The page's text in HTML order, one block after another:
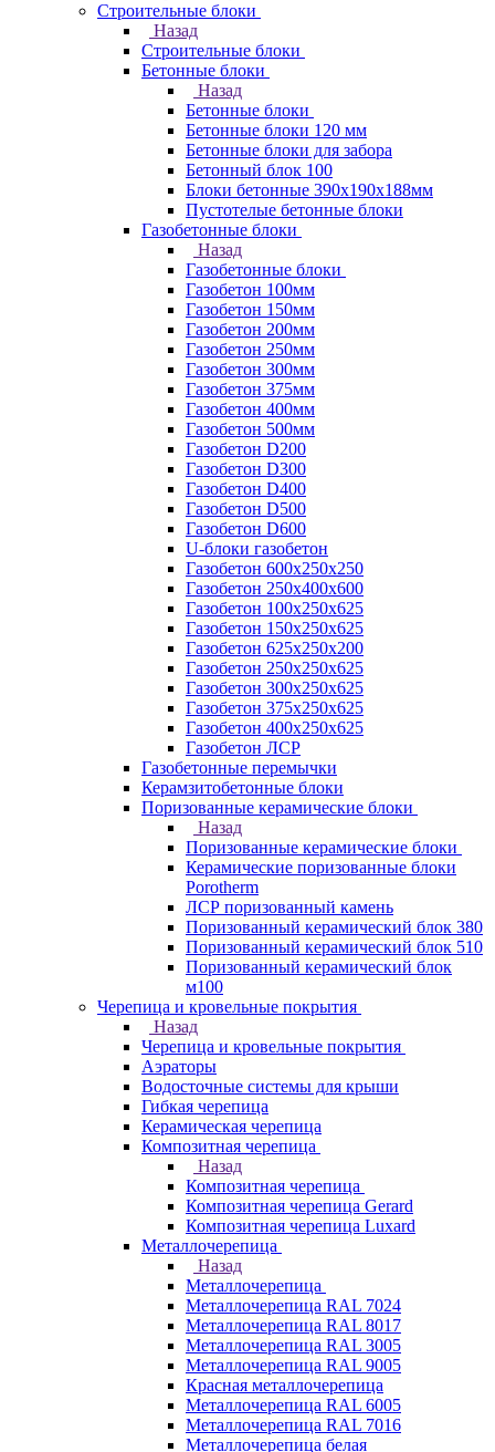
Строительные блоки
Назад
Строительные блоки
Бетонные блоки
Назад
Бетонные блоки
Бетонные блоки 120 мм
Бетонные блоки для забора
Бетонный блок 100
Блоки бетонные 390х190х188мм
Пустотелые бетонные блоки
Газобетонные блоки
Назад
Газобетонные блоки
Газобетон 100мм
Газобетон 150мм
Газобетон 200мм
Газобетон 250мм
Газобетон 300мм
Газобетон 375мм
Газобетон 400мм
Газобетон 500мм
Газобетон D200
Газобетон D300
Газобетон D400
Газобетон D500
Газобетон D600
U-блоки газобетон
Газобетон 600x250x250
Газобетон 250x400x600
Газобетон 100х250х625
Газобетон 150х250х625
Газобетон 625х250х200
Газобетон 250х250х625
Газобетон 300х250х625
Газобетон 375х250х625
Газобетон 400х250х625
Газобетон ЛСР
Газобетонные перемычки
Керамзитобетонные блоки
Поризованные керамические блоки
Назад
Поризованные керамические блоки
Керамические поризованные блоки
Porotherm
ЛСР поризованный камень
Поризованный керамический блок 380
Поризованный керамический блок 510
Поризованный керамический блок
м100
Черепица и кровельные покрытия
Назад
Черепица и кровельные покрытия
Аэраторы
Водосточные системы для крыши
Гибкая черепица
Керамическая черепица
Композитная черепица
Назад
Композитная черепица
Композитная черепица Gerard
Композитная черепица Luxard
Металлочерепица
Назад
Металлочерепица
Металлочерепица RAL 7024
Металлочерепица RAL 8017
Металлочерепица RAL 3005
Металлочерепица RAL 9005
Красная металлочерепица
Металлочерепица RAL 6005
Металлочерепица RAL 7016
Металлочерепица белая